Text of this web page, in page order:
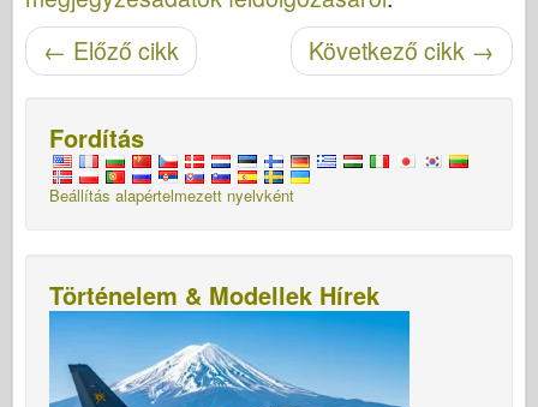
Cikk navigáció Következő cikk →
← Előző cikk
Fordítás
Beállítás alapértelmezett nyelvként
Történelem & Modellek Hírek